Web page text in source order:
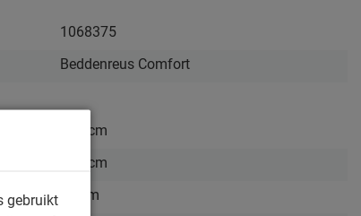
1068375
Beddenreus Comfort
160 cm
200 cm
50 cm
gebruikt